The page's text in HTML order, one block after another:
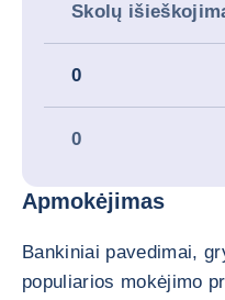
Skolų
0
0
Apmokėjimas
Bankiniai pavedimai,
populiarios mokėjimo